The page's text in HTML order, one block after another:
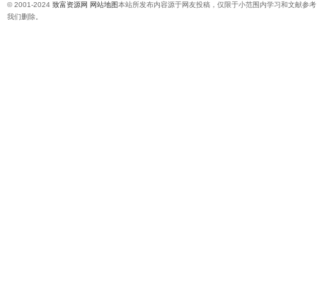
© 2001-2024 致富资源网 网站地图本站所发布内容源于网友投稿，仅限于小范围内学习和文献参
我们删除。